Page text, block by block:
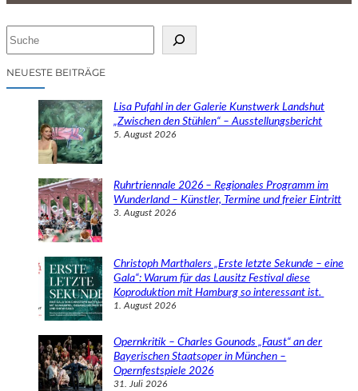
cNEUESTE BEITRÄGE
Lisa Pufahl in der Galerie Kunstwerk Landshut
„Zwischen den Stühlen“ – Ausstellungsbericht
5. August 2026
Ruhrtriennale 2026 – Regionales Programm im
Wunderland – Künstler, Termine und freier Eintritt
3. August 2026
Christoph Marthalers „Erste letzte Sekunde – eine
Gala“: Warum für das Lausitz Festival diese
Koproduktion mit Hamburg so interessant ist.
1. August 2026
Opernkritik – Charles Gounods „Faust“ an der
Bayerischen Staatsoper in München –
Opernfestspiele 2026
31. Juli 2026